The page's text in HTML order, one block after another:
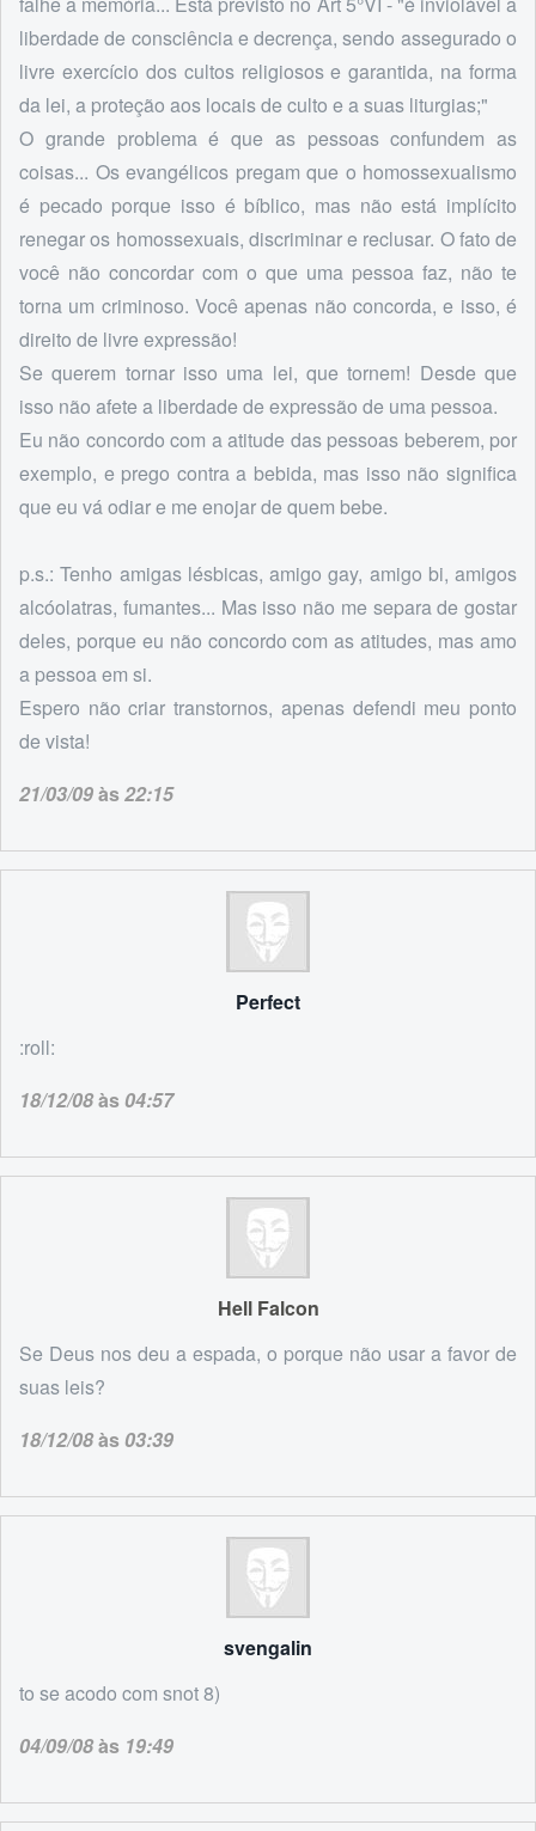
liberdade de consciência e decrença, sendo assegurado o
livre exercício dos cultos religiosos e garantida, na forma
da lei, a proteção aos locais de culto e a suas liturgias;"
O grande problema é que as pessoas confundem as
coisas... Os evangélicos pregam que o homossexualismo
é pecado porque isso é bíblico, mas não está implícito
renegar os homossexuais, discriminar e reclusar. O fato de
você não concordar com o que uma pessoa faz, não te
torna um criminoso. Você apenas não concorda, e isso, é
direito de livre expressão!
Se querem tornar isso uma lei, que tornem! Desde que
isso não afete a liberdade de expressão de uma pessoa.
Eu não concordo com a atitude das pessoas beberem, por
exemplo, e prego contra a bebida, mas isso não significa
que eu vá odiar e me enojar de quem bebe.
p.s.: Tenho amigas lésbicas, amigo gay, amigo bi, amigos
alcóolatras, fumantes... Mas isso não me separa de gostar
deles, porque eu não concordo com as atitudes, mas amo
a pessoa em si.
Espero não criar transtornos, apenas defendi meu ponto
de vista!
21/03/09às22:15
Perfect
:roll:
18/12/08às04:57
Hell Falcon
Se Deus nos deu a espada, o porque não usar a favor de
suas leis?
18/12/08às03:39
svengalin
to se acodo com snot 8)
04/09/08às 19:49